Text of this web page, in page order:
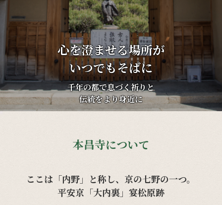
心を澄ませる場所が
いつでもそばに
千年の都で息づく祈りと
伝統をより身近に
本昌寺について
ここは「内野」と称し、京の七野の一つ。
平安京「大内裏」宴松原跡